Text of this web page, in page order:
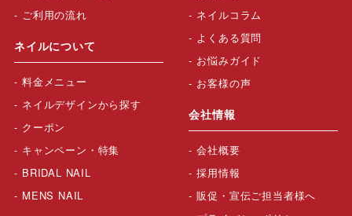
ご利用の流れ
ネイルについて
料金メニュー
ネイルデザインから探す
クーポン
キャンペーン・特集
BRIDAL NAIL
MENS NAIL
ネイルコラム
よくある質問
お悩みガイド
お客様の声
会社情報
会社概要
採用情報
販促・宣伝ご担当者様へ